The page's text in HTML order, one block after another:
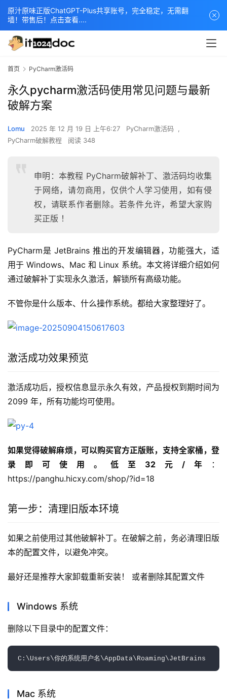
首页 PyCharm激活码
永久pycharm激活码使用常见问题与最新
破解方案
Lomu 2025 年 12 月 19 日 上午6:27 PyCharm激活码
,
PyCharm破解教程
阅读 348
申明：本教程 PyCharm破解补丁、激活码均收集
于网络，请勿商用，仅供个人学习使用，如有侵
权，请联系作者删除。若条件允许，希望大家购
买正版 ！
PyCharm是 JetBrains 推出的开发编辑器，功能强大，适
用于 Windows、Mac 和 Linux 系统。本文将详细介绍如何
通过破解补丁实现永久激活，解锁所有高级功能。
不管你是什么版本、什么操作系统。都给大家整理好了。
激活成功效果预览
激活成功后，授权信息显示永久有效，产品授权到期时间为
2099 年，所有功能均可使用。
如果觉得破解麻烦，可以购买官方正版账，支持全家桶，登
录即可使用。低至32元/年
：
https://panghu.hicxy.com/shop/?id=18
第一步：清理旧版本环境
如果之前使用过其他破解补丁。在破解之前，务必清理旧版
本的配置文件，以避免冲突。
最好还是推荐大家卸载重新安装！ 或者删除其配置文件
Windows 系统
删除以下目录中的配置文件：
Mac 系统
原汁原味正版ChatGPT-Plus共享账号，完全稳定，无需翻
墙！带售后！点击查看....